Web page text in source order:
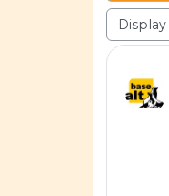
Display